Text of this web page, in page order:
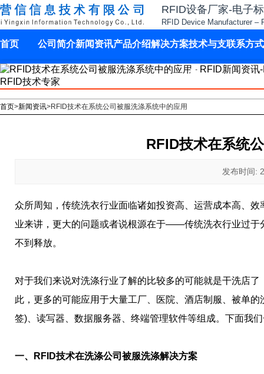
RFID设备厂家-电子
RFID Device Manufacturer –
首页 公司简介新闻资讯产品介绍解决方案技术与支
持
联系方式
首页>新闻资讯>RFID技术在系统公司被服洗涤系统中的应用
RFID技术在系统
发布时间:
众所周知，传统洗衣行业面临诸如投资高、运营成本高、
业来讲，更大的问题或者说根源在于——传统洗衣行业过于
不到释放。
对于我们来说对洗涤行业了解的比较多的可能就是干洗店
此，更多的可能应用于大量工厂、医院、酒店制服、被单
签)、读写器、数据服务器、终端管理软件等组成。下面我
一、RFID技术在洗涤公司被服洗涤解决方案